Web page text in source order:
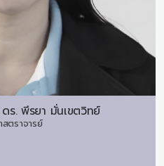
ร. พีรยา มั่นเขตวิทย์
ตราจารย์